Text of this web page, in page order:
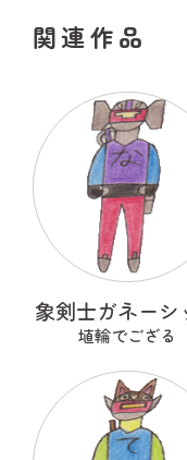
関連作品
象剣士ガネーシ
埴輪でござる